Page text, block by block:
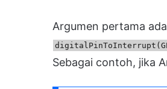
Argumen pertama
Sebagai contoh, jika